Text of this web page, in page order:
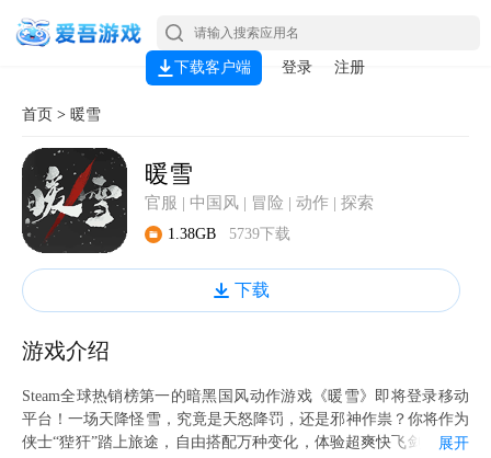
下载客户端 登录 注册
首页 > 暖雪
暖雪
官服 | 中国风 | 冒险 | 动作 | 探索
1.38GB 5739下载
下载
游戏介绍
Steam全球热销榜第一的暗黑国风动作游戏《暖雪》即将登录移动
平台！一场天降怪雪，究竟是天怒降罚，还是邪神作祟？你将作为
侠士“狴犴”踏上旅途，自由搭配万种变化，体验超爽快飞剑系统，
展开